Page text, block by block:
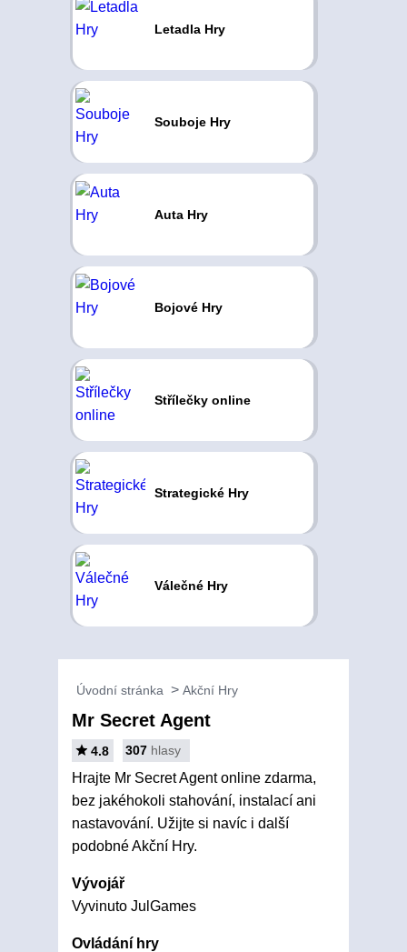
Letadla Hry
Souboje Hry
Auta Hry
Bojové Hry
Střílečky online
Strategické Hry
Válečné Hry
Úvodní stránka Akční Hry
Mr Secret Agent
4.8 307 hlasy
Hrajte Mr Secret Agent online zdarma,
bez jakéhokoli stahování, instalací ani
nastavování. Užijte si navíc i další
podobné Akční Hry.
Vývojář
Vyvinuto JulGames
Ovládání hry